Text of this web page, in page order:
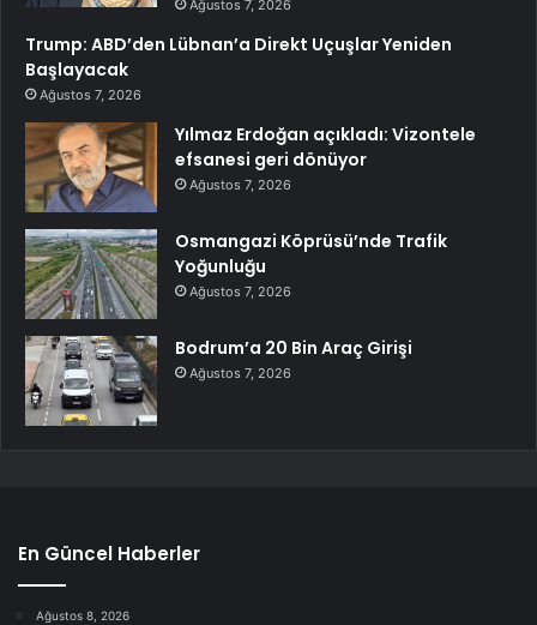
Ağustos 7, 2026
Trump: ABD’den Lübnan’a Direkt Uçuşlar Yeniden
Başlayacak
Ağustos 7, 2026
Yılmaz Erdoğan açıkladı: Vizontele
efsanesi geri dönüyor
Ağustos 7, 2026
Osmangazi Köprüsü’nde Trafik
Yoğunluğu
Ağustos 7, 2026
Bodrum’a 20 Bin Araç Girişi
Ağustos 7, 2026
En Güncel Haberler
Ağustos 8, 2026